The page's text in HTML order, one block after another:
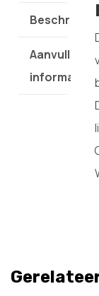
Beschrijving
Aanvullende
informatie